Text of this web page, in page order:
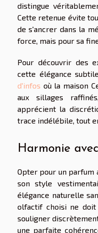
distingue
Cette retenue évite
de s'ancrer dans la
force, mais pour sa
Pour découvrir des
cette élégance
d'infos où la maison
aux sillages
apprécient la
trace indélébile, tout
Harmonie
Opter pour un parfum
son style
élégance naturelle
olfactif choisi ne doit
souligner
une parfaite